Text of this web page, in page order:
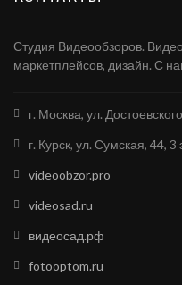
Студия Видеообзоров.
маркетплейсов, дизайн. С
г. Москва, ул.
г. Курск, ул. Сумская, 44, 3
videoobzor.pro
videosad.ru
видеосад.рф
fotooptom.ru